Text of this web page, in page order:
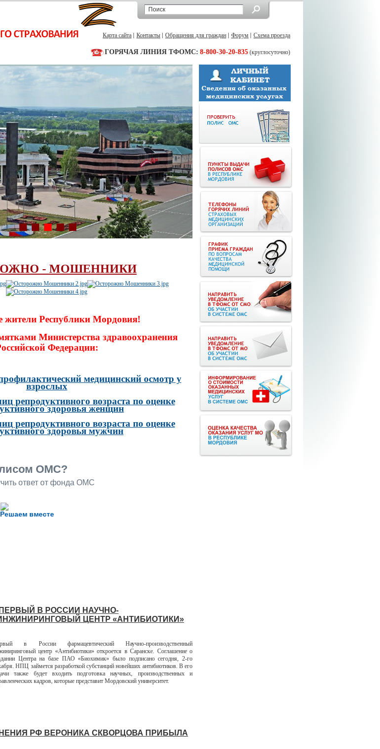
Карта сайта Контакты Обращения для граждан Форум Схема проезда
ГОРЯЧАЯ ЛИНИЯ ТФОМС: 8-800-30-20-835 (круглосуточно)
- МОШЕННИКИ
жители Республики Мордовия!
Министерства здравоохранения
Федерации:
медицинский осмотр у
взрослых
репродуктивного возраста по оценке
здоровья женщин
репродуктивного возраста по оценке
здоровья мужчин
Решаем вместе
ОМС?
ответ от фонда ОМС
В РОССИИ НАУЧНО-
ЦЕНТР «АНТИБИОТИКИ»
в России фармацевтический Научно-производственный
центр «Антибиотики» откроется в Саранске. Соглашение о
Центра на базе ПАО «Биохимик» было подписано сегодня, 2-го
НПЦ займется разработкой субстанций новейших антибиотиков. В его
также будет входить подготовка научных, производственных и
кадров, которые представит Мордовский университет.
РФ ВЕРОНИКА СКВОРЦОВА ПРИБЫЛА